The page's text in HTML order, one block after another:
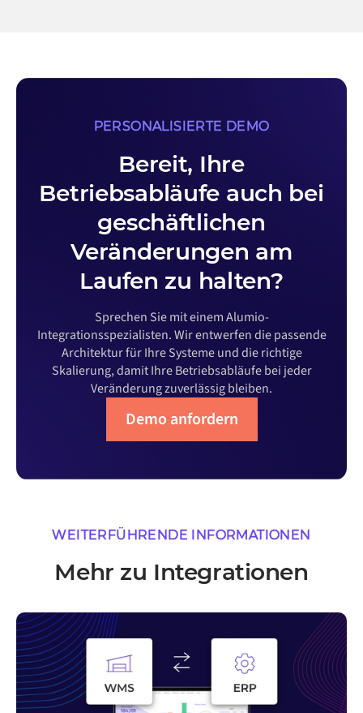
PERSONALISIERTE DEMO
Bereit, Ihre
Betriebsabläufe auch bei
geschäftlichen
Veränderungen am
Laufen zu halten?
Sprechen Sie mit einem Alumio-
Integrationsspezialisten. Wir entwerfen die passende
Architektur für Ihre Systeme und die richtige
Skalierung, damit Ihre Betriebsabläufe bei jeder
Veränderung zuverlässig bleiben.
Demo anfordern
WEITERFÜHRENDE INFORMATIONEN
Mehr zu Integrationen